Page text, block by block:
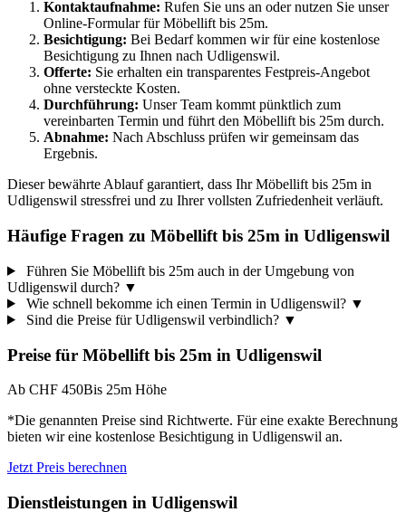
Kontaktaufnahme: Rufen Sie uns an oder nutzen Sie unser
Online-Formular für Möbellift bis 25m.
Besichtigung: Bei Bedarf kommen wir für eine kostenlose
Besichtigung zu Ihnen nach Udligenswil.
Offerte: Sie erhalten ein transparentes Festpreis-Angebot
ohne versteckte Kosten.
Durchführung: Unser Team kommt pünktlich zum
vereinbarten Termin und führt den Möbellift bis 25m durch.
Abnahme: Nach Abschluss prüfen wir gemeinsam das
Ergebnis.
Dieser bewährte Ablauf garantiert, dass Ihr Möbellift bis 25m in
Udligenswil stressfrei und zu Ihrer vollsten Zufriedenheit verläuft.
Häufige Fragen zu Möbellift bis 25m in Udligenswil
Führen Sie Möbellift bis 25m auch in der Umgebung von
Udligenswil durch? ▼
Wie schnell bekomme ich einen Termin in Udligenswil? ▼
Sind die Preise für Udligenswil verbindlich? ▼
Preise für Möbellift bis 25m in Udligenswil
Ab CHF 450Bis 25m Höhe
*Die genannten Preise sind Richtwerte. Für eine exakte Berechnung
bieten wir eine kostenlose Besichtigung in Udligenswil an.
Jetzt Preis berechnen
Dienstleistungen in Udligenswil